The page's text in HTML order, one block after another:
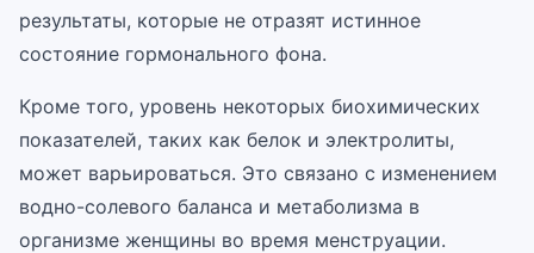
результаты, которые не отразят истинное
состояние гормонального фона.
Кроме того, уровень некоторых биохимических
показателей, таких как белок и электролиты,
может варьироваться. Это связано с изменением
водно-солевого баланса и метаболизма в
организме женщины во время менструации.